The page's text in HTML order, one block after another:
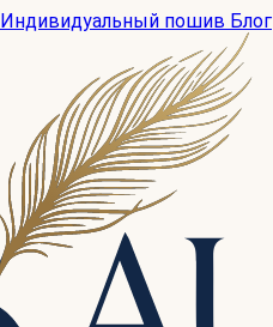
Индивидуальный пошив Блог